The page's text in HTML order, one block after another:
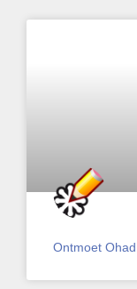
Ontmoet